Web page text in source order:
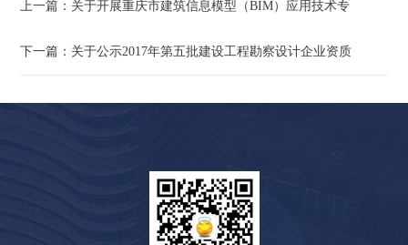
上一篇：关于开展重庆市建筑信息模型（BIM）应用技术专
下一篇：关于公示2017年第五批建设工程勘察设计企业资质